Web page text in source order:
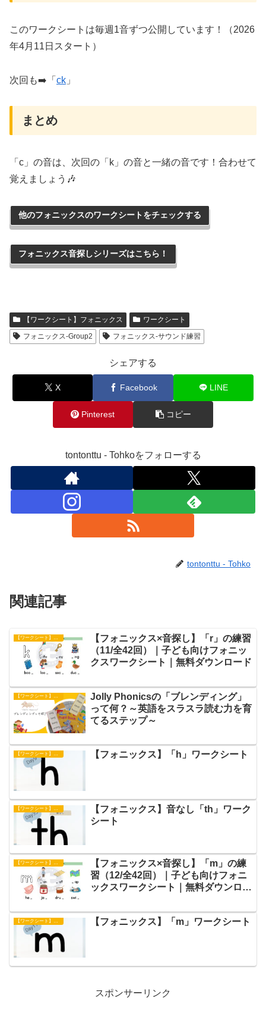
このワークシートは毎週1音ずつ公開しています！（2026
年4月11日スタート）
次回も➡️「 ck 」
まとめ
「c」の音は、次回の「k」の音と一緒の音です！合わせて
覚えましょう🎶
他のフォニックスのワークシートをチェックする
フォニックス音探しシリーズはこちら！
【ワークシート】フォニックス
ワークシート
フォニックス-Group2
フォニックス-サウンド練習
シェアする
X Facebook LINE
Pinterest コピー
tontonttu - Tohkoをフォローする
tontonttu - Tohko
関連記事
【ワークシート】フォニックス
【フォニックス×音探し】「r」の練習
（11/全42回）｜子ども向けフォニッ
クスワークシート｜無料ダウンロード
Jolly Phonicsの「ブレンディング」
って何？～英語をスラスラ読む力を育
てるステップ～
【ワークシート】フォニックス 【フォニックス】「h」ワークシート
【フォニックス】音なし「th」ワーク
シート
【ワークシート】フォニックス
【フォニックス×音探し】「m」の練
習（12/全42回）｜子ども向けフォニ
ックスワークシート｜無料ダウンロー
【フォニックス】「m」ワークシート
スポンサーリンク